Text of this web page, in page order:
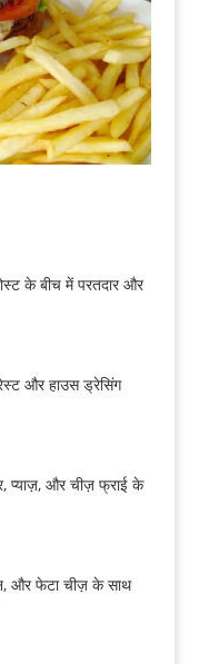
के बीच में परतदार और
और हाउस ड्रेसिंग
प्याज़, और चीज़ फ्राई के
और फेटा चीज़ के साथ